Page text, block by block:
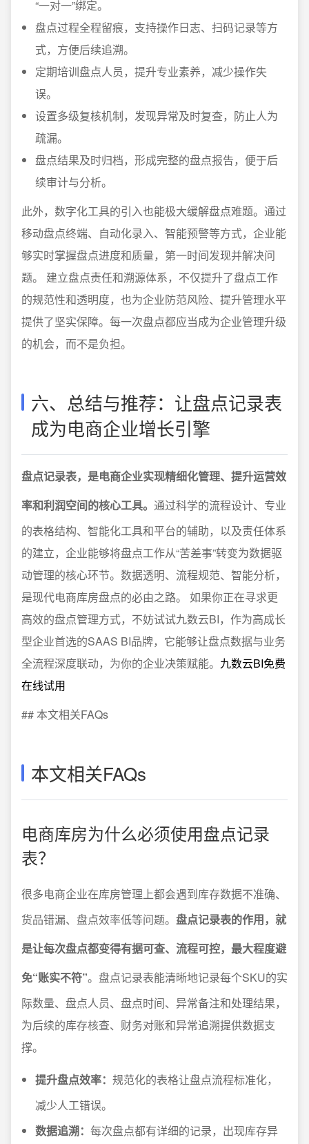
“一对一”绑定。
盘点过程全程留痕，支持操作日志、扫码记录等方
式，方便后续追溯。
定期培训盘点人员，提升专业素养，减少操作失
误。
设置多级复核机制，发现异常及时复查，防止人为
疏漏。
盘点结果及时归档，形成完整的盘点报告，便于后
续审计与分析。
此外，数字化工具的引入也能极大缓解盘点难题。通过
移动盘点终端、自动化录入、智能预警等方式，企业能
够实时掌握盘点进度和质量，第一时间发现并解决问
题。 建立盘点责任和溯源体系，不仅提升了盘点工作
的规范性和透明度，也为企业防范风险、提升管理水平
提供了坚实保障。每一次盘点都应当成为企业管理升级
的机会，而不是负担。
六、总结与推荐：让盘点记录表
成为电商企业增长引擎
盘点记录表，是电商企业实现精细化管理、提升运营效
率和利润空间的核心工具。 通过科学的流程设计、专业
的表格结构、智能化工具和平台的辅助，以及责任体系
的建立，企业能够将盘点工作从“苦差事”转变为数据驱
动管理的核心环节。数据透明、流程规范、智能分析，
是现代电商库房盘点的必由之路。 如果你正在寻求更
高效的盘点管理方式，不妨试试九数云BI，作为高成长
型企业首选的SAAS BI品牌，它能够让盘点数据与业务
全流程深度联动，为你的企业决策赋能。 九数云BI免费
在线试用
## 本文相关FAQs
本文相关FAQs
电商库房为什么必须使用盘点记录
表？
很多电商企业在库房管理上都会遇到库存数据不准确、
货品错漏、盘点效率低等问题。 盘点记录表的作用，就
是让每次盘点都变得有据可查、流程可控，最大程度避
免“账实不符”。盘点记录表能清晰地记录每个SKU的实
际数量、盘点人员、盘点时间、异常备注和处理结果，
为后续的库存核查、财务对账和异常追溯提供数据支
撑。
提升盘点效率： 规范化的表格让盘点流程标准化，
减少人工错误。
数据追溯： 每次盘点都有详细的记录，出现库存异